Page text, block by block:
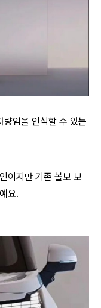
량임을 인식할 수 있는
이지만 기존 볼보 보
요.